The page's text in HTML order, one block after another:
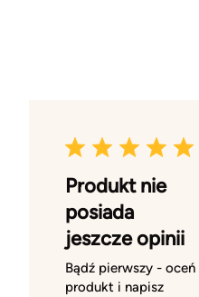
Produkt nie
posiada
jeszcze opinii
Bądź pierwszy - oceń
produkt i napisz